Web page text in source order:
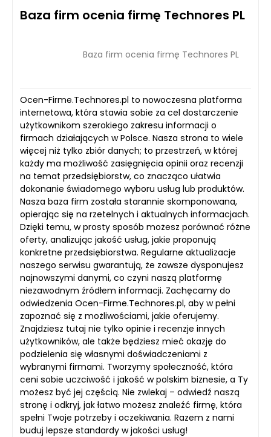
Baza firm ocenia firmę Technores PL
Baza firm ocenia firmę Technores PL
Ocen-Firme.Technores.pl to nowoczesna platforma
internetowa, która stawia sobie za cel dostarczenie
użytkownikom szerokiego zakresu informacji o
firmach działających w Polsce. Nasza strona to wiele
więcej niż tylko zbiór danych; to przestrzeń, w której
każdy ma możliwość zasięgnięcia opinii oraz recenzji
na temat przedsiębiorstw, co znacząco ułatwia
dokonanie świadomego wyboru usług lub produktów.
Nasza baza firm została starannie skomponowana,
opierając się na rzetelnych i aktualnych informacjach.
Dzięki temu, w prosty sposób możesz porównać różne
oferty, analizując jakość usług, jakie proponują
konkretne przedsiębiorstwa. Regularne aktualizacje
naszego serwisu gwarantują, że zawsze dysponujesz
najnowszymi danymi, co czyni naszą platformę
niezawodnym źródłem informacji. Zachęcamy do
odwiedzenia Ocen-Firme.Technores.pl, aby w pełni
zapoznać się z możliwościami, jakie oferujemy.
Znajdziesz tutaj nie tylko opinie i recenzje innych
użytkowników, ale także będziesz mieć okazję do
podzielenia się własnymi doświadczeniami z
wybranymi firmami. Tworzymy społeczność, która
ceni sobie uczciwość i jakość w polskim biznesie, a Ty
możesz być jej częścią. Nie zwlekaj – odwiedź naszą
stronę i odkryj, jak łatwo możesz znaleźć firmę, która
spełni Twoje potrzeby i oczekiwania. Razem z nami
buduj lepsze standardy w jakości usług!